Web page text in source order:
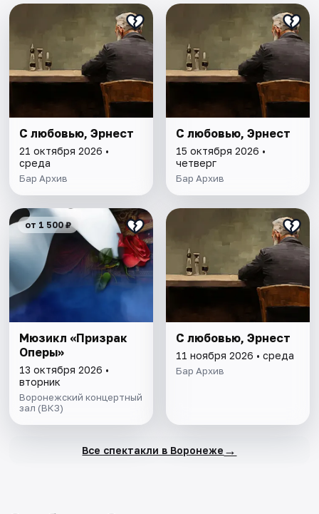
С любовью, Эрнест
21 октября 2026 •
среда
Бар Архив
С любовью, Эрнест
15 октября 2026 •
четверг
Бар Архив
от 1 500 ₽
Мюзикл «Призрак
Оперы»
13 октября 2026 •
вторник
Воронежский концертный
зал (ВКЗ)
С любовью, Эрнест
11 ноября 2026 • среда
Бар Архив
Все спектакли в Воронеже →